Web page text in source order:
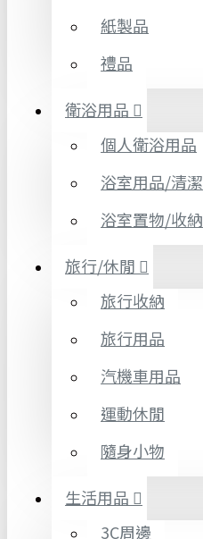
紙製品
禮品
衛浴用品
個人衛浴用品
浴室用品/清潔
浴室置物/收納
旅行/休閒
旅行收納
旅行用品
汽機車用品
運動休閒
隨身小物
生活用品
3C周邊